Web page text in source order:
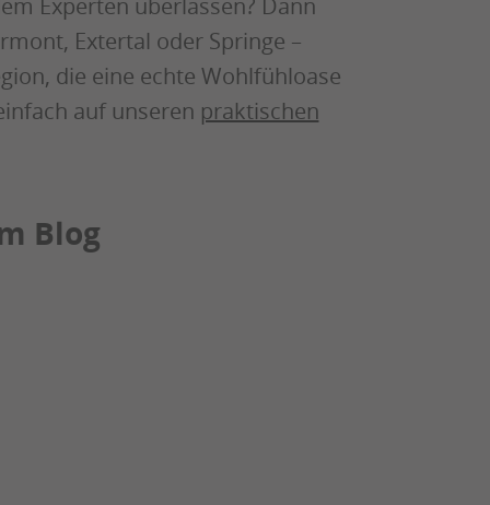
Extertal oder Springe –
die eine echte Wohlfühloase
auf unseren praktischen
Blog